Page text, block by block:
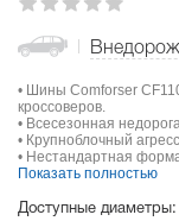
• Шины Comforser
кроссоверов.
• Всесезонная
• Крупноблочный
• Нестандартная
Показать полностью
Доступные диаметры: